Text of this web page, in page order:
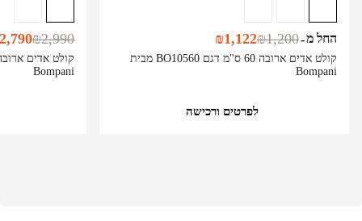
קולט אדים ארובה 60 ס"מ דגם BO10560 מבית
Bompani
החל מ-
₪1,200
₪1,122
לפרטים ורכישה
Bompani
₪2,990